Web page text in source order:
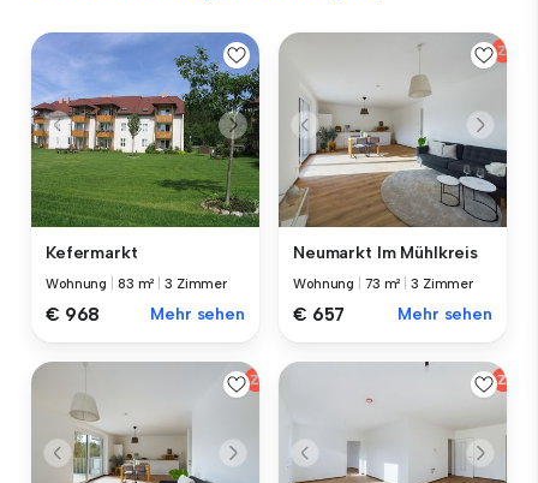
Kefermarkt
Wohnung 83 m² |3 Zimmer
€ 968 Mehr sehen
Neumarkt Im Mühlkreis
Wohnung 73 m² |3 Zimmer
€ 657 Mehr sehen